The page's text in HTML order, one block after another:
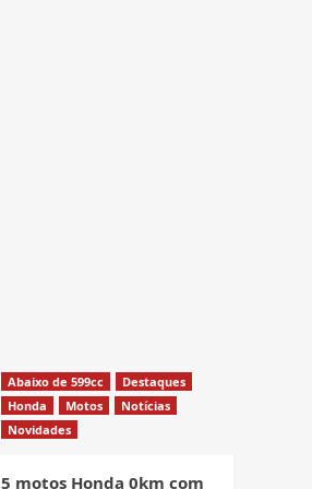
Abaixo de 599cc
Destaques
Honda
Motos
Notícias
Novidades
5 motos Honda 0km com